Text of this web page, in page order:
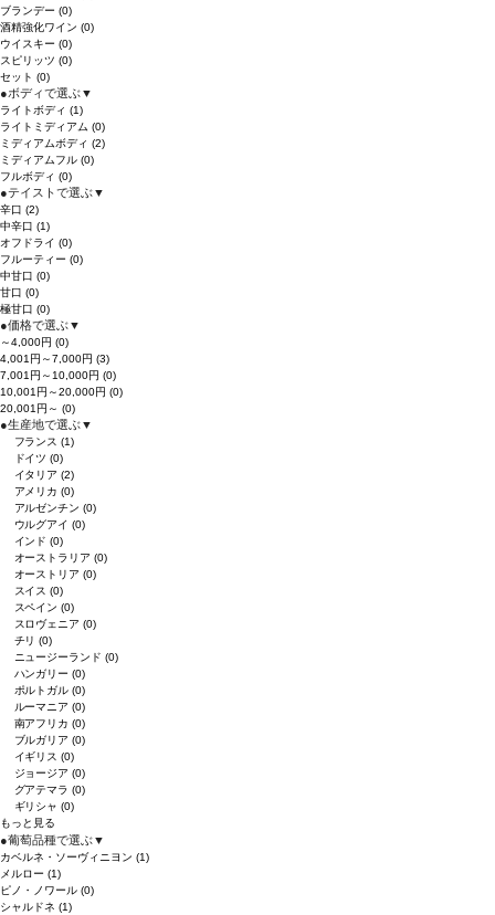
ブランデー (0)
酒精強化ワイン (0)
ウイスキー (0)
スピリッツ (0)
セット (0)
●ボディで選ぶ▼
ライトボディ (1)
ライトミディアム (0)
ミディアムボディ (2)
ミディアムフル (0)
フルボディ (0)
●テイストで選ぶ▼
辛口 (2)
中辛口 (1)
オフドライ (0)
フルーティー (0)
中甘口 (0)
甘口 (0)
極甘口 (0)
●価格で選ぶ▼
～4,000円 (0)
4,001円～7,000円 (3)
7,001円～10,000円 (0)
10,001円～20,000円 (0)
20,001円～ (0)
●生産地で選ぶ▼
フランス(1)
ドイツ(0)
イタリア(2)
アメリカ(0)
アルゼンチン(0)
ウルグアイ(0)
インド(0)
オーストラリア(0)
オーストリア(0)
スイス(0)
スペイン(0)
スロヴェニア(0)
チリ(0)
ニュージーランド(0)
ハンガリー(0)
ポルトガル(0)
ルーマニア(0)
南アフリカ(0)
ブルガリア(0)
イギリス(0)
ジョージア(0)
グアテマラ(0)
ギリシャ(0)
もっと見る
●葡萄品種で選ぶ▼
カベルネ・ソーヴィニヨン (1)
メルロー (1)
ピノ・ノワール (0)
シャルドネ (1)